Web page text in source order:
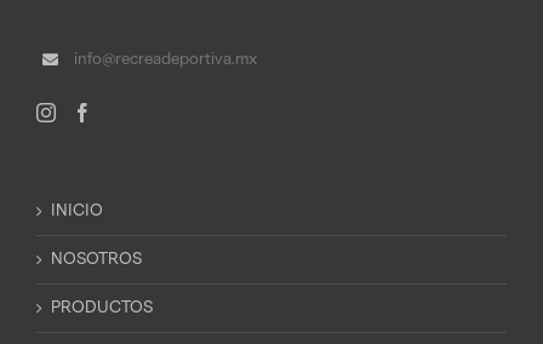
info@recreadeportiva.mx
INICIO
NOSOTROS
PRODUCTOS